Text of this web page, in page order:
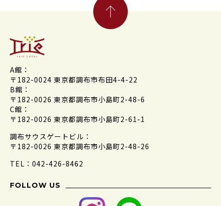
A館：
〒182-0024 東京都調布市布田4-4-22
B館：
〒182-0026 東京都調布市小島町2-48-6
C館：
〒182-0026 東京都調布市小島町2-61-1
調布サウスゲートビル：
〒182-0026 東京都調布市小島町2-48-26
TEL：042-426-8462
FOLLOW US